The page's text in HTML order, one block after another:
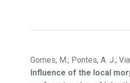
Gomes, M.; Pontes, A. J.;
Influence of the local